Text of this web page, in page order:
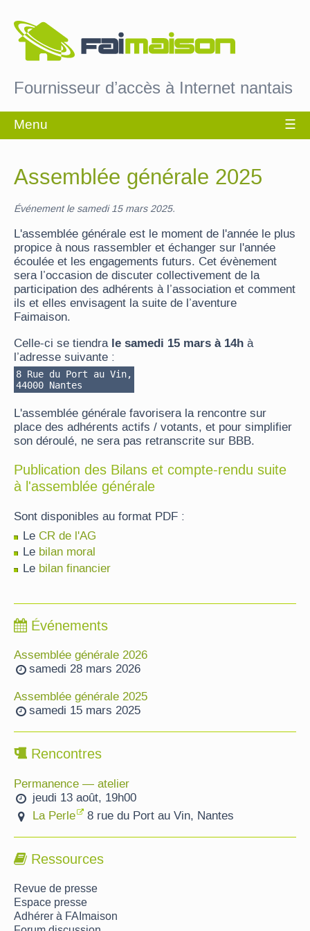
Fournisseur d’accès à Internet nantais
Assemblée générale 2025
Événement le samedi 15 mars 2025.
L'assemblée générale est le moment de l'année le plus
propice à nous rassembler et échanger sur l'année
écoulée et les engagements futurs. Cet évènement
sera l’occasion de discuter collectivement de la
participation des adhérents à l’association et comment
ils et elles envisagent la suite de l’aventure
Faimaison.
Celle-ci se tiendra le samedi 15 mars à 14h à
l’adresse suivante :
8 Rue du Port au Vin,
44000 Nantes
L'assemblée générale favorisera la rencontre sur
place des adhérents actifs / votants, et pour simplifier
son déroulé, ne sera pas retranscrite sur BBB.
Publication des Bilans et compte-rendu suite
à l'assemblée générale
Sont disponibles au format PDF :
Le CR de l'AG
Le bilan moral
Le bilan financier
Événements
Assemblée générale 2026
samedi 28 mars 2026
Assemblée générale 2025
samedi 15 mars 2025
Rencontres
Permanence — atelier
jeudi 13 août, 19h00
La Perle 8 rue du Port au Vin, Nantes
Ressources
Revue de presse
Espace presse
Adhérer à FAImaison